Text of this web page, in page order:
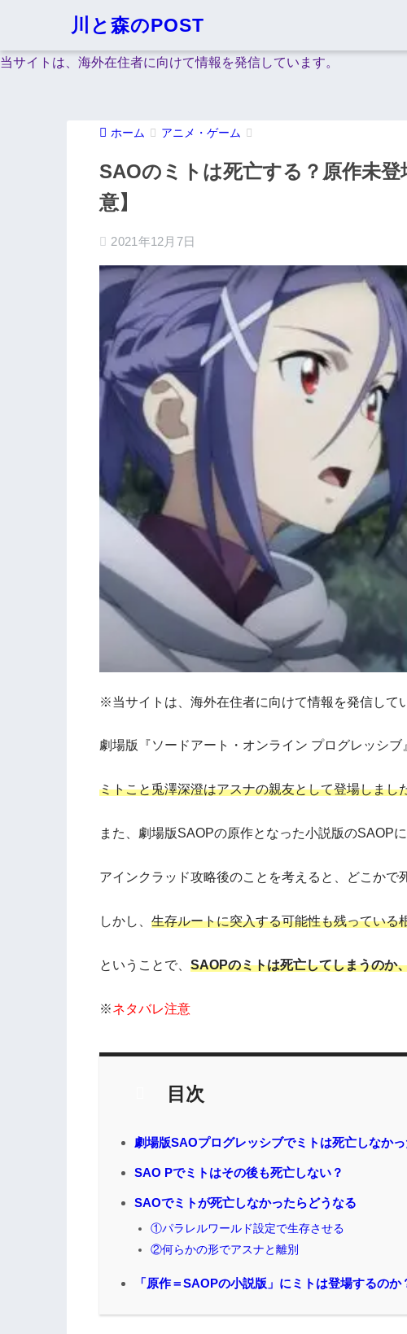
川と森のPOST
当サイトは、海外在住者に向けて情報を発信しています。
ホーム アニメ・ゲーム
SAOのミトは死亡する？原作未
意】
2021年12月7日
※当サイトは、海外在住者に向けて情報を発信して
劇場版『ソードアート・オンライン プログレッシ
ミトこと兎澤深澄はアスナの親友として登場しまし
また、劇場版SAOPの原作となった小説版のSAOP
アインクラッド攻略後のことを考えると、どこかで
しかし、 生存ルートに突入する可能性も残っている
ということで、 SAOPのミトは死亡してしまうのか
※ネタバレ注意
目次
劇場版SAOプログレッシブでミトは死亡しなかっ
SAO Pでミトはその後も死亡しない？
SAOでミトが死亡しなかったらどうなる
①パラレルワールド設定で生存させる
②何らかの形でアスナと離別
「原作＝SAOPの小説版」にミトは登場するのか